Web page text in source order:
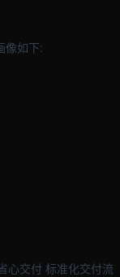
像如下:
心交付 标准化交付流